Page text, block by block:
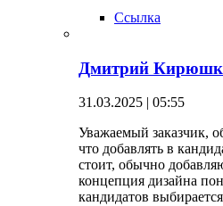
Ссылка
Дмитрий
31.03.2025 | 05:55
Уважаемый заказчик,
что добавлять в
стоит, обычно
концепция дизайна
кандидатов